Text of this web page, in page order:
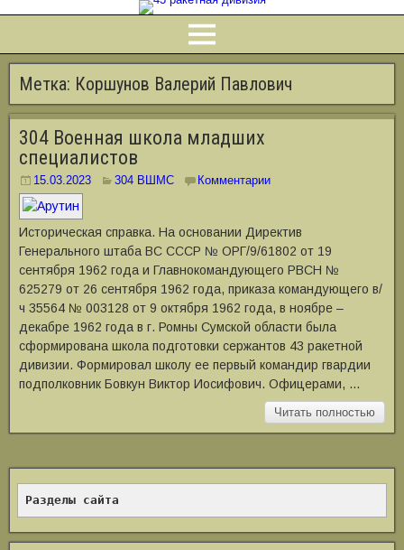
Метка: Коршунов Валерий Павлович
304 Военная школа младших
специалистов
15.03.2023 304 ВШМС Комментарии
Историческая справка. На основании Директив
Генерального штаба ВС СССР № ОРГ/9/61802 от 19
сентября 1962 года и Главнокомандующего РВСН №
625279 от 26 сентября 1962 года, приказа командующего в/
ч 35564 № 003128 от 9 октября 1962 года, в ноябре –
декабре 1962 года в г. Ромны Сумской области была
сформирована школа подготовки сержантов 43 ракетной
дивизии. Формировал школу ее первый командир гвардии
подполковник Бовкун Виктор Иосифович. Офицерами, …
Читать полностью
Разделы сайта